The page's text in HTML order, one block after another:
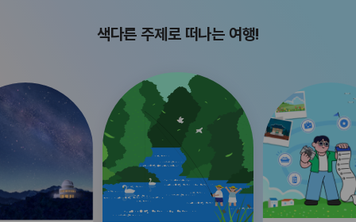
색다른 주제로 떠나는 여행!